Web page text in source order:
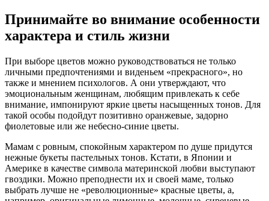
Принимайте во внимание особенности
характера и стиль жизни
При выборе цветов можно руководствоваться не только
личными предпочтениями и виденьем «прекрасного», но
также и мнением психологов. А они утверждают, что
эмоциональным женщинам, любящим привлекать к себе
внимание, импонируют яркие цветы насыщенных тонов. Для
такой особы подойдут позитивно оранжевые, задорно
фиолетовые или же небесно-синие цветы.
Мамам с ровным, спокойным характером по душе придутся
нежные букеты пастельных тонов. Кстати, в Японии и
Америке в качестве символа материнской любви выступают
гвоздики. Можно преподнести их и своей маме, только
выбрать лучше не «революционные» красные цветы, а,